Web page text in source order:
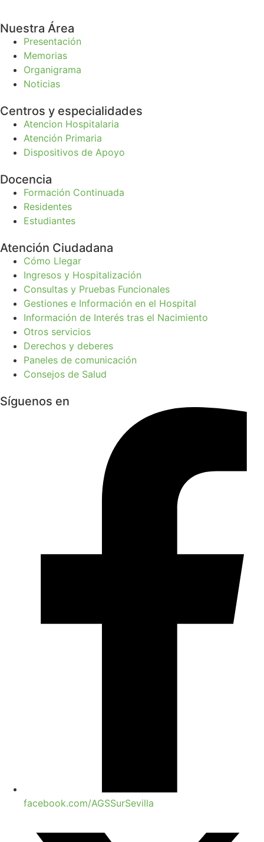
Nuestra Área
Presentación
Memorias
Organigrama
Noticias
Centros y especialidades
Atencion Hospitalaria
Atención Primaria
Dispositivos de Apoyo
Docencia
Formación Continuada
Residentes
Estudiantes
Atención Ciudadana
Cómo Llegar
Ingresos y Hospitalización
Consultas y Pruebas Funcionales
Gestiones e Información en el Hospital
Información de Interés tras el Nacimiento
Otros servicios
Derechos y deberes
Paneles de comunicación
Consejos de Salud
Síguenos en
facebook.com/AGSSurSevilla